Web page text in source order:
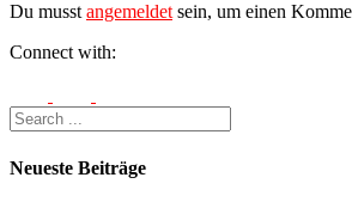
Du musstangemeldetsein, um einen
Connect with:
Neueste Beiträge